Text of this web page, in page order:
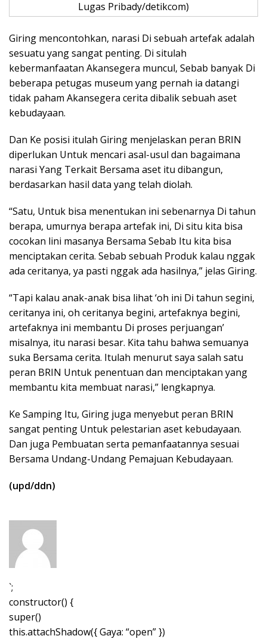
Lugas Pribady/detikcom)
Giring mencontohkan, narasi Di sebuah artefak adalah
sesuatu yang sangat penting. Di situlah
kebermanfaatan Akansegera muncul, Sebab banyak Di
beberapa petugas museum yang pernah ia datangi
tidak paham Akansegera cerita dibalik sebuah aset
kebudayaan.
Dan Ke posisi itulah Giring menjelaskan peran BRIN
diperlukan Untuk mencari asal-usul dan bagaimana
narasi Yang Terkait Bersama aset itu dibangun,
berdasarkan hasil data yang telah diolah.
“Satu, Untuk bisa menentukan ini sebenarnya Di tahun
berapa, umurnya berapa artefak ini, Di situ kita bisa
cocokan lini masanya Bersama Sebab Itu kita bisa
menciptakan cerita. Sebab sebuah Produk kalau nggak
ada ceritanya, ya pasti nggak ada hasilnya,” jelas Giring.
“Tapi kalau anak-anak bisa lihat ‘oh ini Di tahun segini,
ceritanya ini, oh ceritanya begini, artefaknya begini,
artefaknya ini membantu Di proses perjuangan’
misalnya, itu narasi besar. Kita tahu bahwa semuanya
suka Bersama cerita. Itulah menurut saya salah satu
peran BRIN Untuk penentuan dan menciptakan yang
membantu kita membuat narasi,” lengkapnya.
Ke Samping Itu, Giring juga menyebut peran BRIN
sangat penting Untuk pelestarian aset kebudayaan.
Dan juga Pembuatan serta pemanfaatannya sesuai
Bersama Undang-Undang Pemajuan Kebudayaan.
(upd/ddn)
`;
constructor() {
super()
this.attachShadow({ Gaya: “open” })